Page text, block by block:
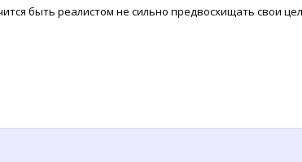
быть реалистом не сильно предвосхищать свои